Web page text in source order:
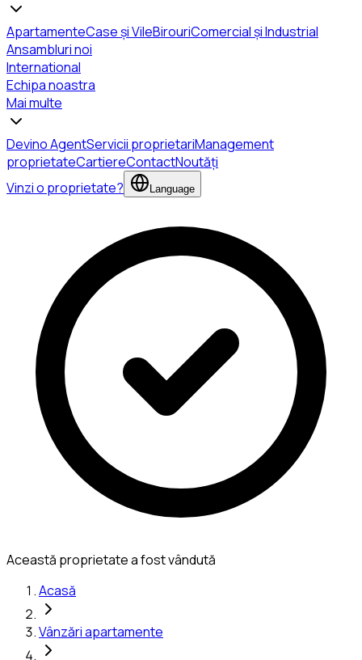
ApartamenteCase și VileBirouriComercial și Industrial
Ansambluri noi
International
Echipa noastra
Mai multe
Devino AgentServicii proprietariManagement
proprietateCartiereContactNoutăți
Vinzi o proprietate?
Language
Această proprietate a fost vândută
Acasă
Vânzări apartamente